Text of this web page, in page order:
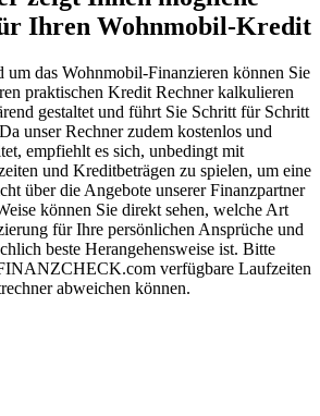
Ihren Wohnmobil-Kredit
um das Wohnmobil-Finanzieren können Sie
praktischen Kredit Rechner kalkulieren
gestaltet und führt Sie Schritt für Schritt
unser Rechner zudem kostenlos und
empfiehlt es sich, unbedingt mit
und Kreditbeträgen zu spielen, um eine
über die Angebote unserer Finanzpartner
können Sie direkt sehen, welche Art
für Ihre persönlichen Ansprüche und
beste Herangehensweise ist. Bitte
verfügbare Laufzeiten
abweichen können.